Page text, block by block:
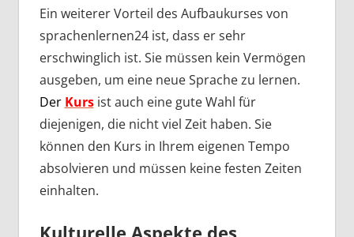
Ein weiterer Vorteil des Aufbaukurses von
sprachenlernen24 ist, dass er sehr
erschwinglich ist. Sie müssen kein Vermögen
ausgeben, um eine neue Sprache zu lernen.
Der Kursist auch eine gute Wahl für
diejenigen, die nicht viel Zeit haben. Sie
können den Kurs in Ihrem eigenen Tempo
absolvieren und müssen keine festen Zeiten
einhalten.
Kulturelle Aspekte des